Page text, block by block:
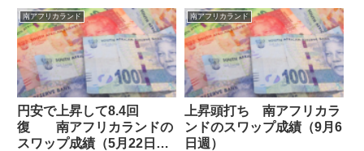
大集団の債務問題によるリスクオ
フでさらに失速して7.32をつけて
います。6月か...
入ってからは7.62をつけたのちに
反発しましたが、今のところ戻り
は限定的...
南アフリカランド
円安で上昇して8.4回
復 南アフリカランドの
スワップ成績（5月22日
南アフリカランド
上昇頭打ち 南アフリカラ
ンドのスワップ成績（9月6
日週）